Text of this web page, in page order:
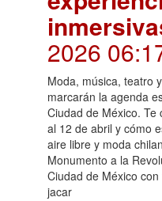
2026
Moda, música, teatro
marcarán la agenda
Ciudad de México. Te
al 12 de abril y cómo
aire libre y moda
Monumento a la
Ciudad de México
jacar